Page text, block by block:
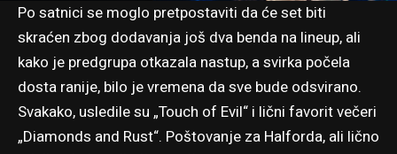
Po satnici se moglo pretpostaviti da će set biti
skraćen zbog dodavanja još dva benda na lineup, ali
kako je predgrupa otkazala nastup, a svirka počela
dosta ranije, bilo je vremena da sve bude odsvirano.
Svakako, usledile su „Touch of Evil“ i lični favorit večeri
„Diamonds and Rust“. Poštovanje za Halforda, ali lično